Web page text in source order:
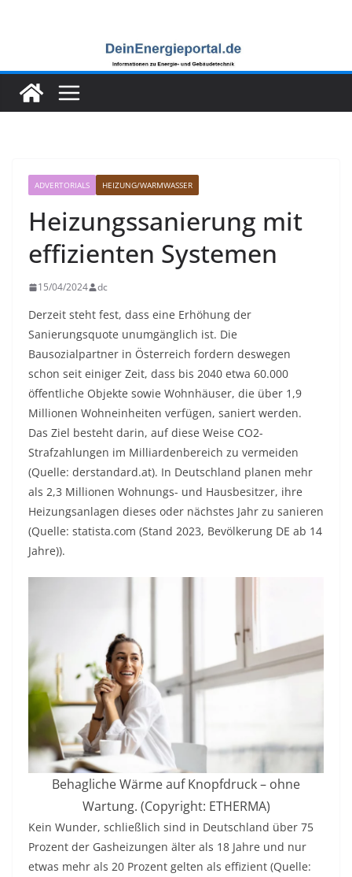
ADVERTORIALS HEIZUNG/WARMWASSER
Heizungssanierung mit
effizienten Systemen
15/04/2024 dc
Derzeit steht fest, dass eine Erhöhung der
Sanierungsquote unumgänglich ist. Die
Bausozialpartner in Österreich fordern deswegen
schon seit einiger Zeit, dass bis 2040 etwa 60.000
öffentliche Objekte sowie Wohnhäuser, die über 1,9
Millionen Wohneinheiten verfügen, saniert werden.
Das Ziel besteht darin, auf diese Weise CO2-
Strafzahlungen im Milliardenbereich zu vermeiden
(Quelle: derstandard.at). In Deutschland planen mehr
als 2,3 Millionen Wohnungs- und Hausbesitzer, ihre
Heizungsanlagen dieses oder nächstes Jahr zu sanieren
(Quelle: statista.com (Stand 2023, Bevölkerung DE ab 14
Jahre)).
Behagliche Wärme auf Knopfdruck – ohne
Wartung. (Copyright: ETHERMA)
Kein Wunder, schließlich sind in Deutschland über 75
Prozent der Gasheizungen älter als 18 Jahre und nur
etwas mehr als 20 Prozent gelten als effizient (Quelle: